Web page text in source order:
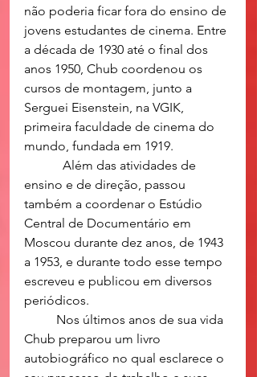
não poderia ficar fora do ensino de
jovens estudantes de cinema. Entre
a década de 1930 até o final dos
anos 1950, Chub coordenou os
cursos de montagem, junto a
Serguei Eisenstein, na VGIK,
primeira faculdade de cinema do
mundo, fundada em 1919.
ensino e de direção, passou
também a coordenar o Estúdio
Central de Documentário em
Moscou durante dez anos, de 1943
a 1953, e durante todo esse tempo
escreveu e publicou em diversos
periódicos.
Chub preparou um livro
autobiográfico no qual esclarece o